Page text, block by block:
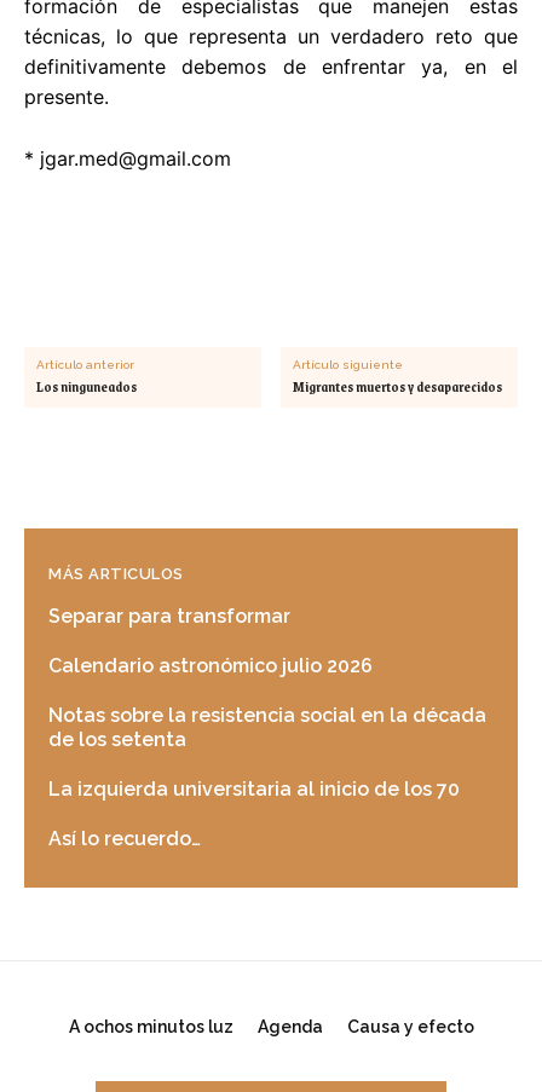
formación de especialistas que manejen estas
técnicas, lo que representa un verdadero reto que
definitivamente debemos de enfrentar ya, en el
presente.
* jgar.med@gmail.com
Artículo anterior
Los ninguneados
Artículo siguiente
Migrantes muertos y desaparecidos
MÁS ARTICULOS
Separar para transformar
Calendario astronómico julio 2026
Notas sobre la resistencia social en la década
de los setenta
La izquierda universitaria al inicio de los 70
Así lo recuerdo…
A ochos minutos luz Agenda Causa y efecto